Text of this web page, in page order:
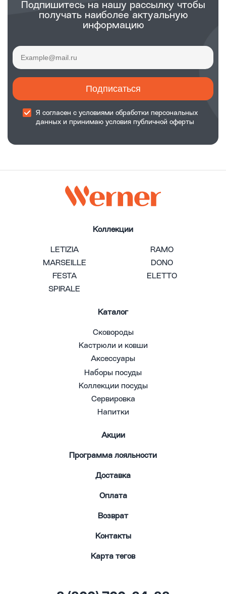
Подпишитесь на нашу рассылку чтобы
получать наиболее актуальную
информацию
Подписаться
Я согласен с условиями обработки персональных
данных и принимаю условия публичной оферты
Коллекции
LETIZIA
RAMO
MARSEILLE
DONO
FESTA
ELETTO
SPIRALE
Каталог
Сковороды
Кастрюли и ковши
Аксессуары
Наборы посуды
Коллекции посуды
Сервировка
Напитки
Акции
Программа лояльности
Доставка
Оплата
Возврат
Контакты
Карта тегов